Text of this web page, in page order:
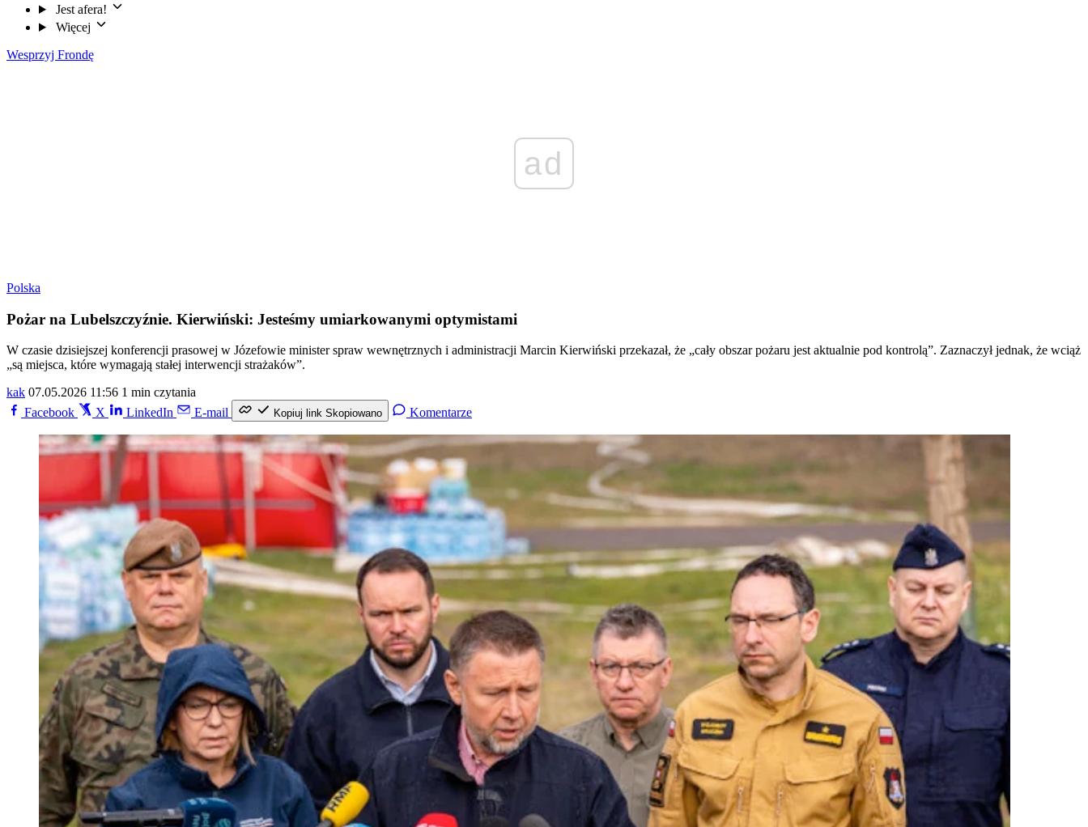
Jest afera!
Więcej
Wesprzyj Frondę
ad
Polska
Pożar na Lubelszczyźnie. Kierwiński: Jesteśmy umiarkowanymi optymistami
W czasie dzisiejszej konferencji prasowej w Józefowie minister spraw wewnętrznych i administracji Marcin Kierwiński przekazał, że „cały obszar pożaru jest aktualnie pod kontrolą”. Zaznaczył jednak, że wciąż
„są miejsca, które wymagają stałej interwencji strażaków”.
kak 07.05.2026 11:56 1 min czytania
Facebook
X LinkedIn E-mail Kopiuj link Skopiowano Komentarze